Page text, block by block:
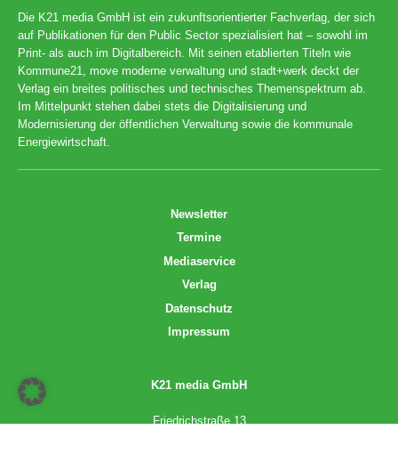
Die K21 media GmbH ist ein zukunftsorientierter Fachverlag, der sich
auf Publikationen für den Public Sector spezialisiert hat – sowohl im
Print- als auch im Digitalbereich. Mit seinen etablierten Titeln wie
Kommune21, move moderne verwaltung und stadt+werk deckt der
Verlag ein breites politisches und technisches Themenspektrum ab.
Im Mittelpunkt stehen dabei stets die Digitalisierung und
Modernisierung der öffentlichen Verwaltung sowie die kommunale
Energiewirtschaft.
Newsletter
Termine
Mediaservice
Verlag
Datenschutz
Impressum
K21 media GmbH
Friedrichstraße 13